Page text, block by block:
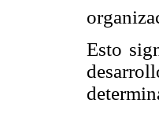
Esto